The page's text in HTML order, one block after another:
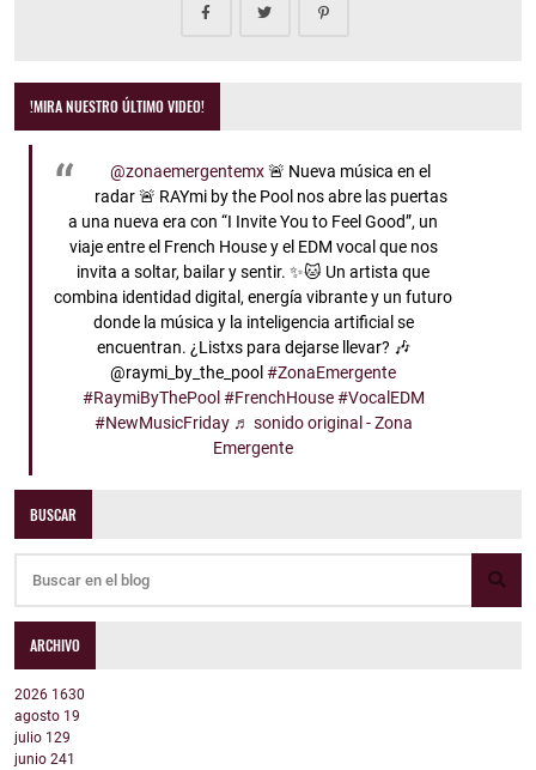
!MIRA NUESTRO ÚLTIMO VIDEO!
@zonaemergentemx🚨 Nueva música en el
radar 🚨 RAYmi by the Pool nos abre las puertas
a una nueva era con “I Invite You to Feel Good”, un
viaje entre el French House y el EDM vocal que nos
invita a soltar, bailar y sentir. ✨🐱 Un artista que
combina identidad digital, energía vibrante y un futuro
donde la música y la inteligencia artificial se
encuentran. ¿Listxs para dejarse llevar? 🎶
@raymi_by_the_pool#ZonaEmergente
#RaymiByThePool #FrenchHouse #VocalEDM
#NewMusicFriday ♬ sonido original - Zona
Emergente
BUSCAR
ARCHIVO
2026 1630
agosto 19
julio 129
junio 241